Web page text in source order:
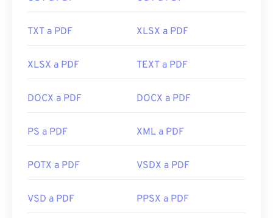
Enlaces útiles:
https://acrobat.adobe.com/us/es/por-que-
TXT a PDF XLSX a PDF
XLSX a PDF TEXT a PDF
DOCX a PDF DOCX a PDF
PS a PDF XML a PDF
POTX a PDF VSDX a PDF
VSD a PDF PPSX a PDF